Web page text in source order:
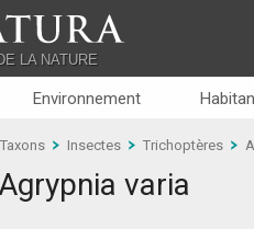
LA NATURE
Environnement
Taxons Insectes Trichoptères
Agrypnia varia